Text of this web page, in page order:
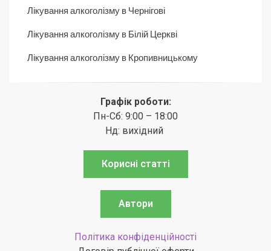
Лікування алкоголізму в Чернігові
Лікування алкоголізму в Білій Церкві
Лікування алкоголізму в Кропивницькому
Графік роботи:
Пн-Сб: 9:00 – 18:00
Нд: вихідний
Корисні статті
Автори
Політика конфіденційності